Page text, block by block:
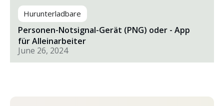
Hurunterladbare
Personen-Notsignal-Gerät (PNG) oder - App
für Alleinarbeiter
June 26, 2024